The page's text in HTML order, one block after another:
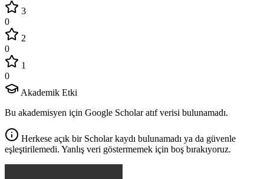
3
0
2
0
1
0
Akademik Etki
Bu akademisyen için Google Scholar atıf verisi bulunamadı.
Herkese açık bir Scholar kaydı bulunamadı ya da güvenle
eşleştirilemedi. Yanlış veri göstermemek için boş bırakıyoruz.